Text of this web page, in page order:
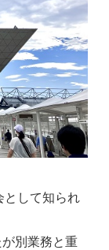
として知られ
別業務と重